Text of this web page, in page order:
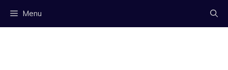
Menu